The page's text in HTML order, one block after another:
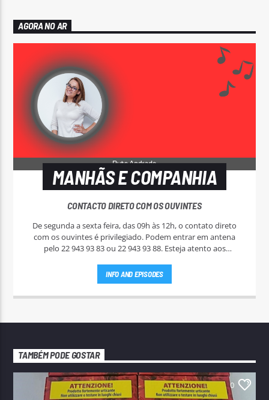
AGORA NO AR
MANHÃS E COMPANHIA
CONTACTO DIRETO COM OS OUVINTES
De segunda a sexta feira, das 09h às 12h, o contato direto
com os ouvintes é privilegiado. Podem entrar em antena
pelo 22 943 93 83 ou 22 943 93 88. Esteja atento aos
INFO AND EPISODES
TAMBÉM PODE GOSTAR
0